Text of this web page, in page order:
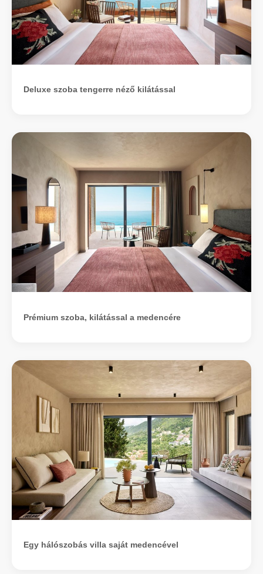
Deluxe szoba tengerre néző kilátással
Prémium szoba, kilátással a medencére
Egy hálószobás villa saját medencével